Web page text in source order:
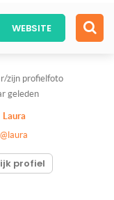
WEBSITE
zijn profielfoto
geleden
Laura
@laura
profiel